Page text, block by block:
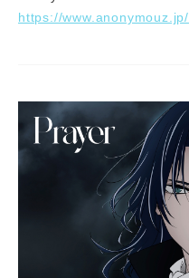
https://www.anonymouz.jp/